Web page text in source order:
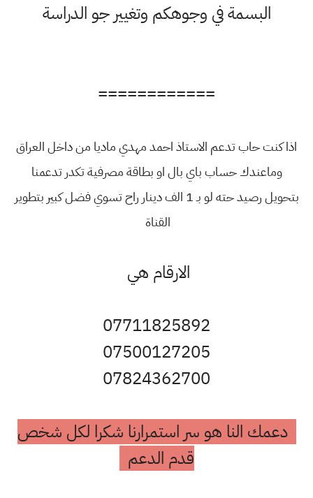
البسمة في وجوهكم وتغيير جو الدراسة
============
اذا كنت حاب تدعم الاستاذ احمد مهدي ماديا من داخل العراق
وماعندك حساب باي بال او بطاقة مصرفية تكدر تدعمنا
بتحويل رصيد حته لو بـ 1 الف دينار راح تسوي فضل كبير بتطوير
القناة
الارقام هي
07711825892
07500127205
07824362700
دعمك النا هو سر استمرارنا شكرا لكل شخص
قدم الدعم